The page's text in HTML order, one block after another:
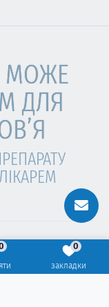
закладки
0
МОЖЕ
ДЛЯ